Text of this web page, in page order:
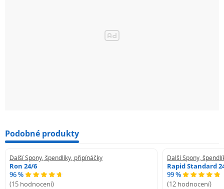
Podobné produkty
Další Spony, špendlíky, připínáčky
Ron 24/6
96 %
(15 hodnocení)
Další Spony,
Rapid Standard
99 %
(12 hodnocení)